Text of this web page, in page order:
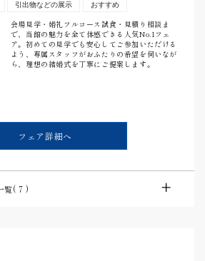
引出物などの展示 おすすめ
会場見学・婚礼フルコース試食・見積り相談ま
で、当館の魅力を全て体感できる人気No.1フェ
ア。初めての見学でも安心してご参加いただける
よう、専属スタッフがおふたりの希望を伺いなが
ら、理想の結婚式を丁寧にご提案します。
フェア詳細へ
覧(7 )